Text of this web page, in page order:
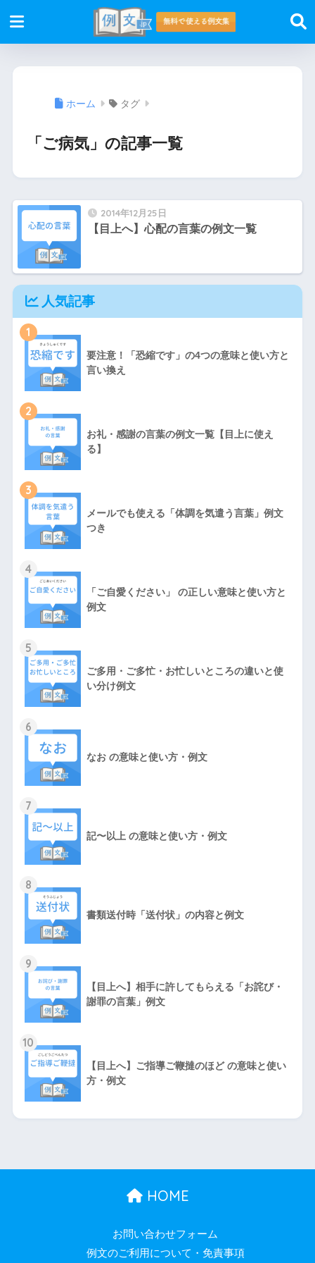
ホーム タグ
「ご病気」の記事一覧
2014年12月25日
【目上へ】心配の言葉の例文一覧
人気記事
1
要注意！「恐縮です」の4つの意味と使い方と
言い換え
2
お礼・感謝の言葉の例文一覧【目上に使え
る】
3
メールでも使える「体調を気遣う言葉」例文
つき
4
「ご自愛ください」 の正しい意味と使い方と
例文
5
ご多用・ご多忙・お忙しいところの違いと使
い分け例文
6
なお の意味と使い方・例文
7
記〜以上 の意味と使い方・例文
8
書類送付時「送付状」の内容と例文
9
【目上へ】相手に許してもらえる「お詫び・
謝罪の言葉」例文
10
【目上へ】ご指導ご鞭撻のほど の意味と使い
方・例文
HOME
お問い合わせフォーム
例文のご利用について・免責事項